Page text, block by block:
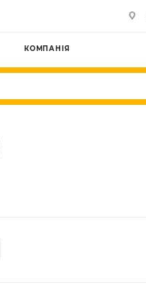
КОМПАНІЯ